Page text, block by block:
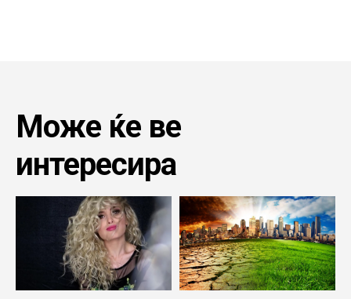
Може ќе ве
интересира